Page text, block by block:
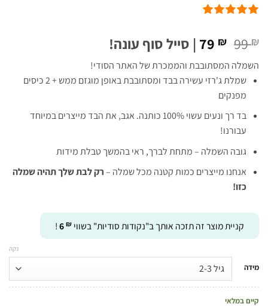
99₪ המחיר
המקורי
היה:
99 ₪.
79 ₪ המחיר
הנוכחי
הוא:
79 ₪.
| סייל סוף עונה!
השמלה המסתובבת והממכרת של האתר הסודי!
שמלת ג'רזי עשירה בבד ומסתובבת באופן מוגזם ממש + 2 כיסים
מפנקים
בד רך ונעים עשוי 100% כותנה. אגב, את הבד מייצרים במיוחד
עבורנו!
גובה השמלה – מתחת לברך, ראי בהמשך טבלת מידות
אנחנו מייצרים כמות קטנה מכל שמלה –רק לבת שלך תהיה שמלה
כזו!
קניית מוצר זה תזכה אותך ב"נקודות סודיות" בשווי 6 ₪
!
מידה
נקה
קיים במלאי